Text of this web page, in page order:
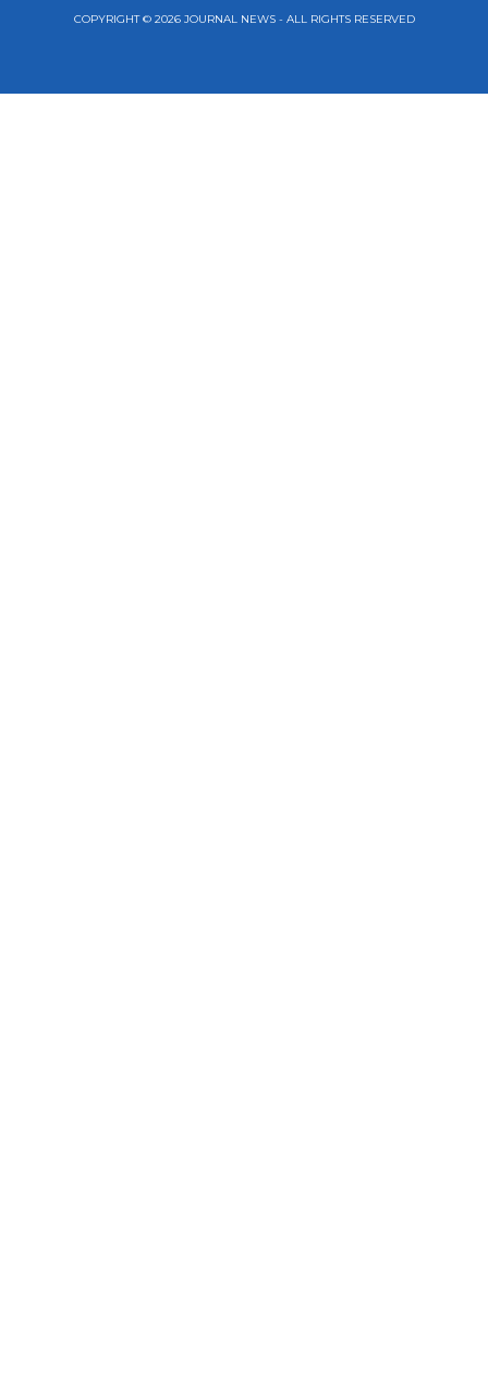
COPYRIGHT © 2026 JOURNAL NEWS - ALL RIGHTS RESERVED